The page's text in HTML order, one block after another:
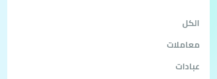
الكل
معاملات
عبادات